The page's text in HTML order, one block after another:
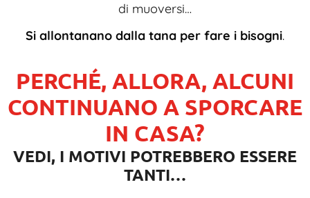
di muoversi…
Si allontanano dalla tana per fare i bisogni.
PERCHÉ, ALLORA, ALCUNI
CONTINUANO A SPORCARE
IN CASA?
VEDI, I MOTIVI POTREBBERO ESSERE
TANTI…